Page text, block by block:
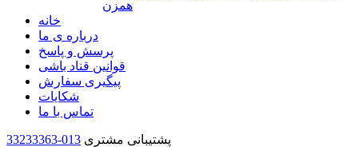
همزن
خانه
درباره ی ما
پرسش و پاسخ
قوانین قناد باشی
پیگیری سفارش
شکایات
تماس با ما
33233363-013 پشتیبانی مشتری